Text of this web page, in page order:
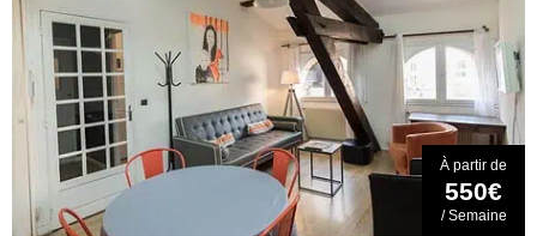
À partir de
550€
/ Semaine